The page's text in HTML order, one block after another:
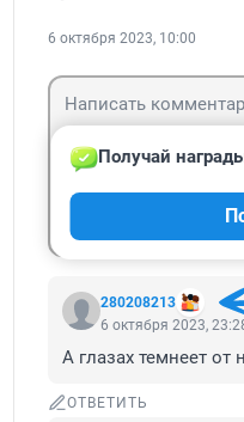
6 октября 2023, 10:00
280208213
Получай
6 октября 2023,
А глазах темнеет от
ОТВЕТИТЬ